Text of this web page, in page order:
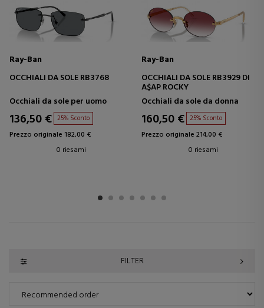
Ray-Ban
OCCHIALI DA SOLE RB3768
Occhiali da sole per uomo
136,50 € 25% Sconto
Prezzo originale 182,00 €
0 riesami
Ray-Ban
OCCHIALI DA SOLE RB3929 DI
A$AP ROCKY
Occhiali da sole da donna
160,50 € 25% Sconto
Prezzo originale 214,00 €
0 riesami
FILTER